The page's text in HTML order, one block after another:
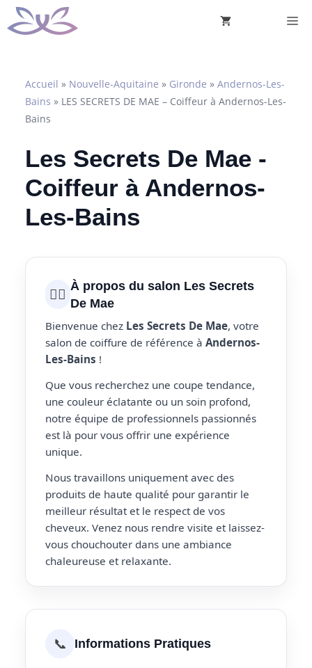
Aller
au
Accueil » Nouvelle-Aquitaine » Gironde » Andernos-Les-
Bains » LES SECRETS DE MAE – Coiffeur à Andernos-Les-
Bains
Les Secrets De Mae -
Coiffeur à Andernos-
Les-Bains
💇‍♀️ À propos du salon Les Secrets
De Mae
Bienvenue chez Les Secrets De Mae, votre
salon de coiffure de référence à Andernos-
Les-Bains !
Que vous recherchez une coupe tendance,
une couleur éclatante ou un soin profond,
notre équipe de professionnels passionnés
est là pour vous offrir une expérience
unique.
Nous travaillons uniquement avec des
produits de haute qualité pour garantir le
meilleur résultat et le respect de vos
cheveux. Venez nous rendre visite et laissez-
vous chouchouter dans une ambiance
chaleureuse et relaxante.
📞 Informations Pratiques